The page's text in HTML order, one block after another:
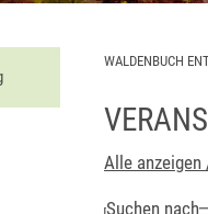
WALDENBUCH
Alle anzeigen
Suchen nach